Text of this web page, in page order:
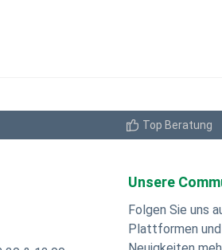
Top Beratung
Unsere
Folgen Sie uns
Plattformen